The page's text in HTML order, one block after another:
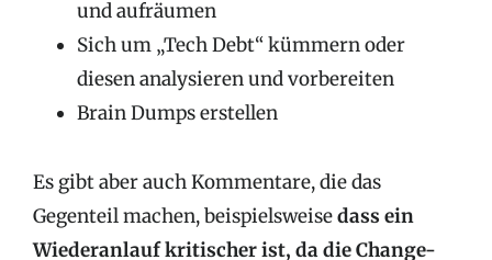
und aufräumen
Sich um „Tech Debt“ kümmern oder
diesen analysieren und vorbereiten
Brain Dumps erstellen
Es gibt aber auch Kommentare, die das
Gegenteil machen, beispielsweisedass ein
Wiederanlauf kritischer ist, da die Change-